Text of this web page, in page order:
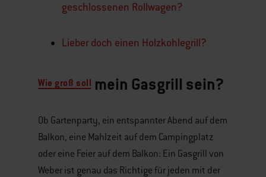
geschlossenen Rollwagen?
Lieber doch einen Holzkohlegrill?
Wie groß soll mein Gasgrill sein?
Ob Gartenparty, ein entspannter Abend auf dem
Balkon, eine Mahlzeit auf dem Campingplatz
oder eine Feier auf dem Balkon: Ein Gasgrill von
Weber ist genau das Richtige für jeden mit der